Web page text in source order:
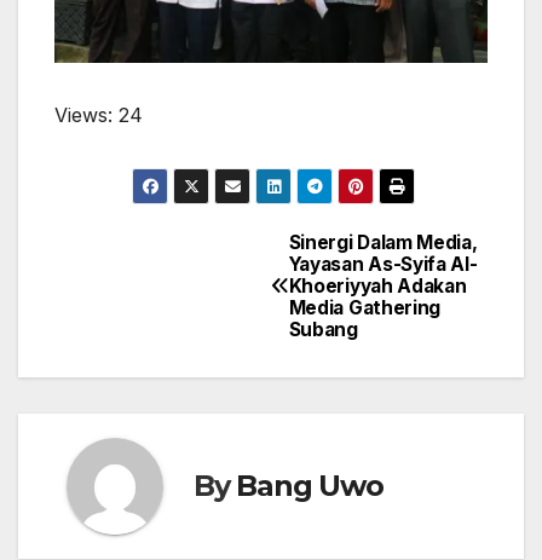
Views: 24
Sinergi Dalam Media,
Yayasan As-Syifa Al-
Khoeriyyah Adakan
Media Gathering
Subang
ByBang Uwo